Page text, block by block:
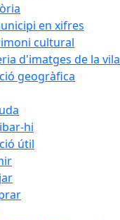
en xifres
cultural
d'imatges de la vila
geogràfica
hi
útil